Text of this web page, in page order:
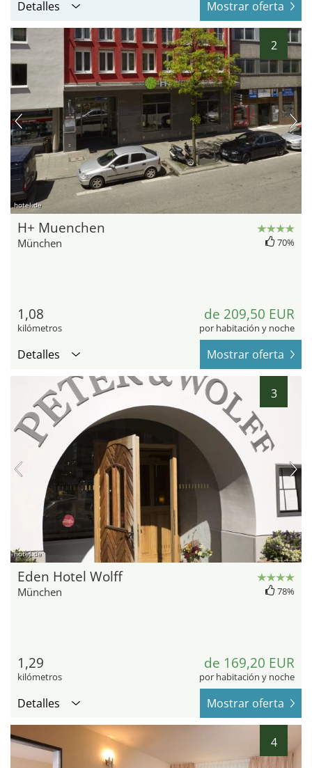
Detalles Mostrar oferta
2
hotel.de
H+ Muenchen
München 70%
1,08
kilómetros
de 209,50 EUR
por habitación y noche
Detalles Mostrar oferta
3
hotel.de
Eden Hotel Wolff
München 78%
1,29
kilómetros
de 169,20 EUR
por habitación y noche
Detalles Mostrar oferta
4